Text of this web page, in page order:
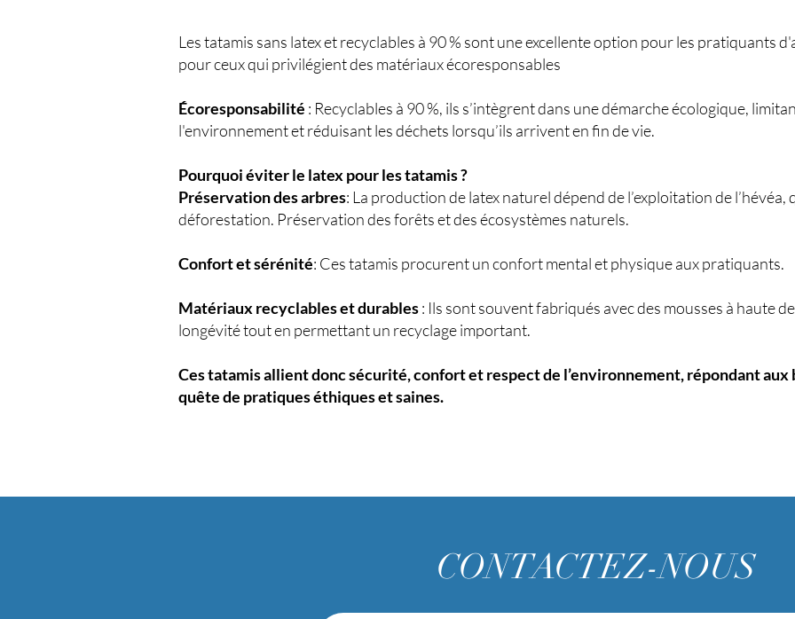
Les tatamis sans latex et recyclables à 90 % sont une excellente option pour les pratiquants
pour ceux qui privilégient des matériaux écoresponsables
Écoresponsabilité : Recyclables à 90 %, ils s’intègrent dans une démarche écologique,
l'environnement et réduisant les déchets lorsqu’ils arrivent en fin de vie.
Pourquoi éviter le latex pour les tatamis ?
Préservation des arbres: La production de latex naturel dépend de l’exploitation de
déforestation. Préservation des forêts et des écosystèmes naturels.
Confort et sérénité: Ces tatamis procurent un confort mental et physique aux pratiquants.
Matériaux recyclables et durables: Ils sont souvent fabriqués avec des mousses à haute
longévité tout en permettant un recyclage important.
Ces tatamis allient donc sécurité, confort et respect de l’environnement, répondant aux
quête de pratiques éthiques et saines.
CONTACTEZ-NOUS